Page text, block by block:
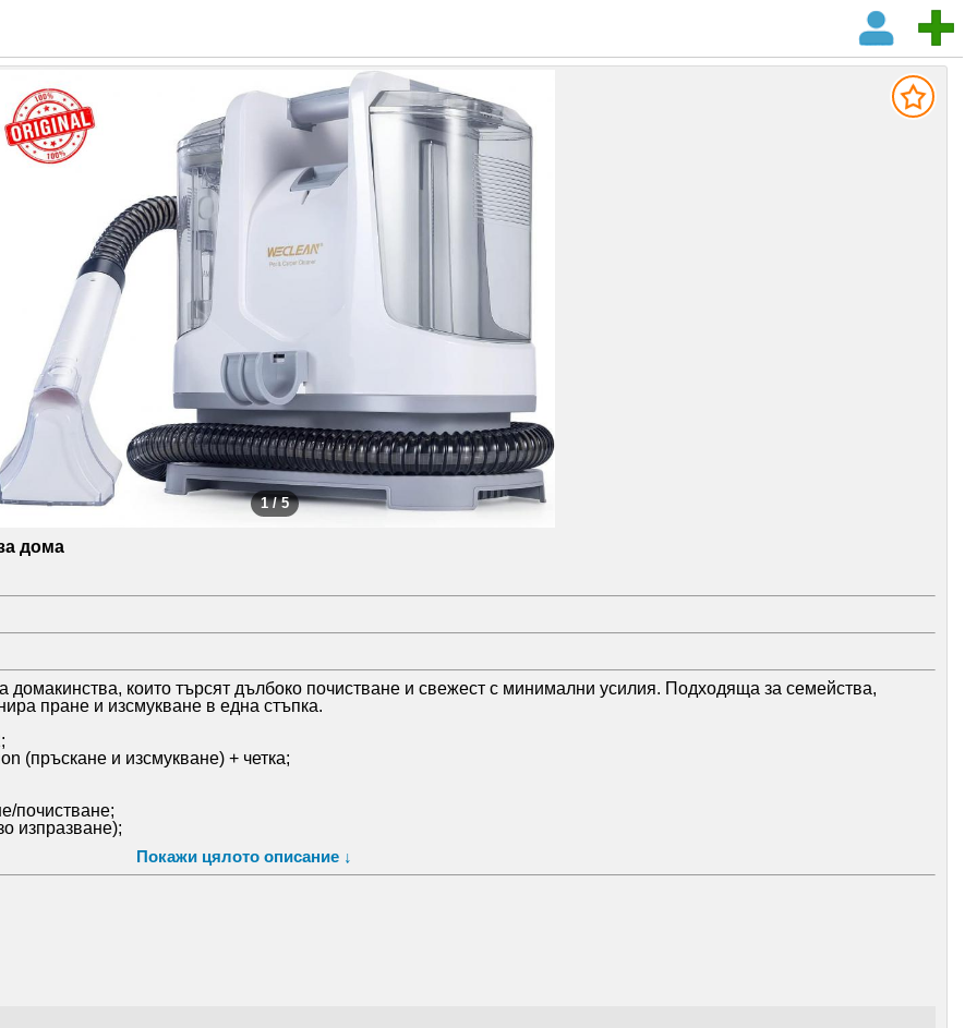
1 / 5
дома
които търсят дълбоко почистване и свежест с минимални усилия. Подходяща за семейства,
пране и изсмукване в една стъпка.
(пръскане и изсмукване) + четка;
почистване;
изпразване);
тапицерии, килими, авто салон;
Покажи цялото описание ↓